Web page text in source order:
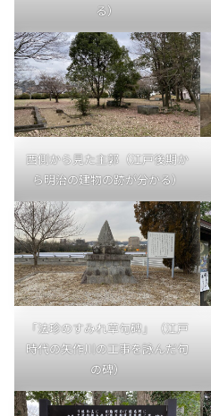
る）
西側から見た主郭（江戸後期か
ら明治の建物の跡が分かる）
「法珍のすみれ草句碑」（江戸
時代の矢作川の工事を詠んだ句
の碑）